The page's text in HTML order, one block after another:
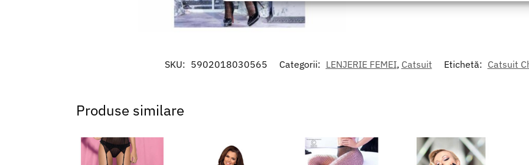
Asigurarea securității, prevenirea și detectarea fraudei și corectarea
SKU: 5902018030565 Categorii: LENJERIE FEMEI, Catsuit Etichetă: Catsuit
Produse similare